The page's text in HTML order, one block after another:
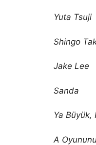
Yuta Tsuji
Shingo
Jake Lee
Sanda
Ya
A